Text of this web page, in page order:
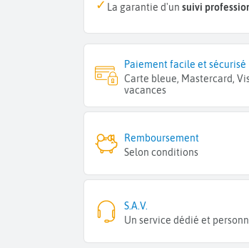
La garantie d'un suivi
Paiement facile et sécurisé
Carte bleue, Mastercard,
vacances
Remboursement
Selon conditions
S.A.V.
Un service dédié et